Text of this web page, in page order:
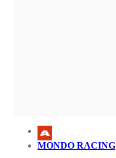
MONDO RACING